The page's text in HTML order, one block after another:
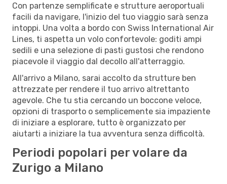
Con partenze semplificate e strutture aeroportuali
facili da navigare, l'inizio del tuo viaggio sarà senza
intoppi. Una volta a bordo con Swiss International Air
Lines, ti aspetta un volo confortevole: goditi ampi
sedili e una selezione di pasti gustosi che rendono
piacevole il viaggio dal decollo all'atterraggio.
All'arrivo a Milano, sarai accolto da strutture ben
attrezzate per rendere il tuo arrivo altrettanto
agevole. Che tu stia cercando un boccone veloce,
opzioni di trasporto o semplicemente sia impaziente
di iniziare a esplorare, tutto è organizzato per
aiutarti a iniziare la tua avventura senza difficoltà.
Periodi popolari per volare da
Zurigo a Milano